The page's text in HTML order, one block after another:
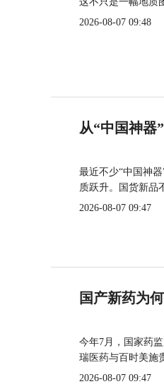
2026-08-07 09:48
从“中国神器
最近不少“中国神
质跃升。国货新品
2026-08-07 09:47
国产新药为
今年7月，国家药
瑞医药与百时美施
2026-08-07 09:47